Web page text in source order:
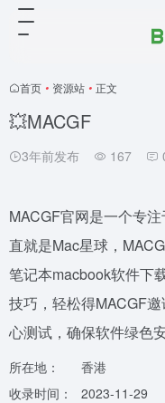
首页 • 资源站 • 正文
💥MACGF
3年前发布 167
MACGF官网是一个专
直就是Mac星球，
笔记本macbook软件下
技巧，轻松得MACGF
心测试，确保软件绿色安
所在地：
香港
收录时间：
2023-11-29